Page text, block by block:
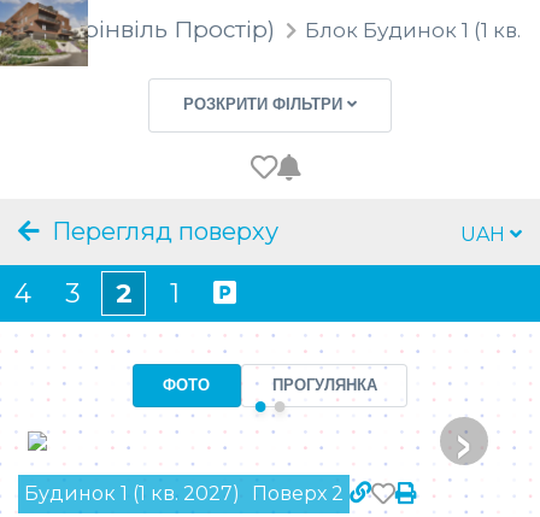
(Грінвіль Простір) Блок Будинок 1 (1 кв.
Ціна
Площа
Кімнат
Поверх
Особливості
ЗНАЙТИ
РОЗКРИТИ ФІЛЬТРИ
Перегляд поверху UAH
4 3 2 1
ФОТО ПРОГУЛЯНКА ›
Будинок 1 (1 кв. 2027) Поверх 2